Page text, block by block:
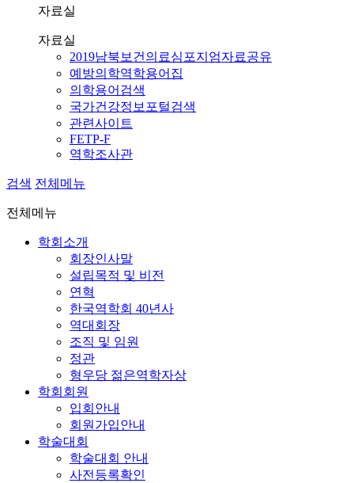
자료실
자료실
2019남북보건의료심포지엄자료공유
예방의학역학용어집
의학용어검색
국가건강정보포털검색
관련사이트
FETP-F
역학조사관
검색 전체메뉴
전체메뉴
학회소개
회장인사말
설립목적 및 비전
연혁
한국역학회 40년사
역대회장
조직 및 임원
정관
형우당 젊은역학자상
학회회원
입회안내
회원가입안내
학술대회
학술대회 안내
사전등록확인